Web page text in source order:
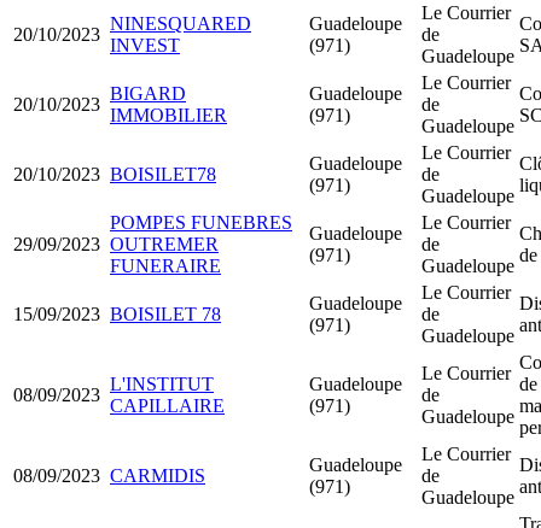
20/10/2023
NINESQUARED
INVEST
Guadeloupe
(971)
Le Courrier
de
Guadeloupe
20/10/2023
BIGARD
IMMOBILIER
Guadeloupe
(971)
Le Courrier
de
Guadeloupe
20/10/2023 BOISILET78
Guadeloupe
(971)
Le Courrier
de
Guadeloupe
29/09/2023
POMPES FUNEBRES
OUTREMER
FUNERAIRE
Guadeloupe
(971)
Le Courrier
de
Guadeloupe
15/09/2023 BOISILET 78
Guadeloupe
(971)
Le Courrier
de
Guadeloupe
08/09/2023
L'INSTITUT
CAPILLAIRE
Guadeloupe
(971)
Le Courrier
de
Guadeloupe
08/09/2023 CARMIDIS
Guadeloupe
(971)
Le Courrier
de
Guadeloupe